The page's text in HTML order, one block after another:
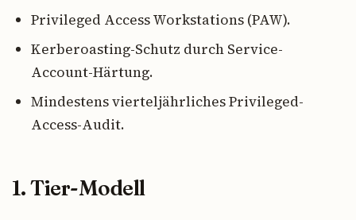
Privileged Access Workstations (PAW).
Kerberoasting-Schutz durch Service-
Account-Härtung.
Mindestens vierteljährliches Privileged-
Access-Audit.
1. Tier-Modell